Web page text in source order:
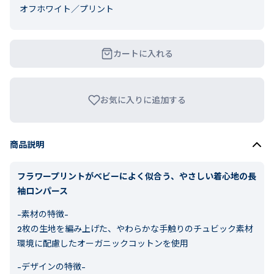
オフホワイト／プリント
カートに入れる
お気に入りに追加する
商品説明
フラワープリントがベビーによく似合う、やさしい着心地の長
袖ロンパース
-素材の特徴-
2枚の生地を編み上げた、やわらかな手触りのチュビック素材
環境に配慮したオーガニックコットンを使用
-デザインの特徴-